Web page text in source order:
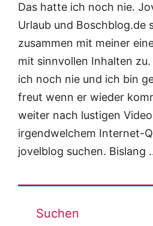
Das hatte ich noch nie.
Urlaub und Boschblog.de
zusammen mit meiner
mit sinnvollen Inhalten
ich noch nie und ich bin
freut wenn er wieder
weiter nach lustigen
irgendwelchem Internet-
jovelblog suchen. Bislang
Suchen